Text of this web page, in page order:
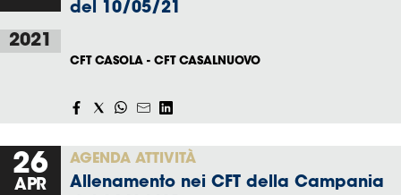
2021
del 10/05/21
CFT CASOLA - CFT CASALNUOVO
26
APR
AGENDA ATTIVITÀ
Allenamento nei CFT della Campania